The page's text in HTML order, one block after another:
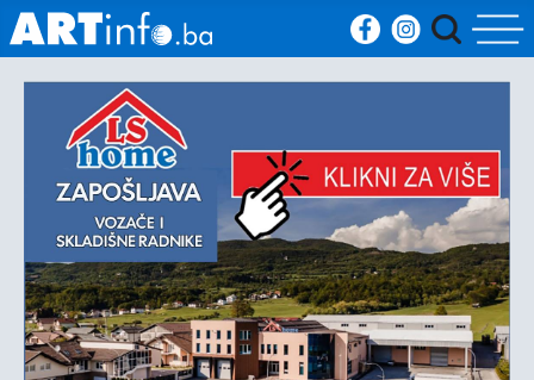
Početna
Vijesti
Sport
Kultura
Crna